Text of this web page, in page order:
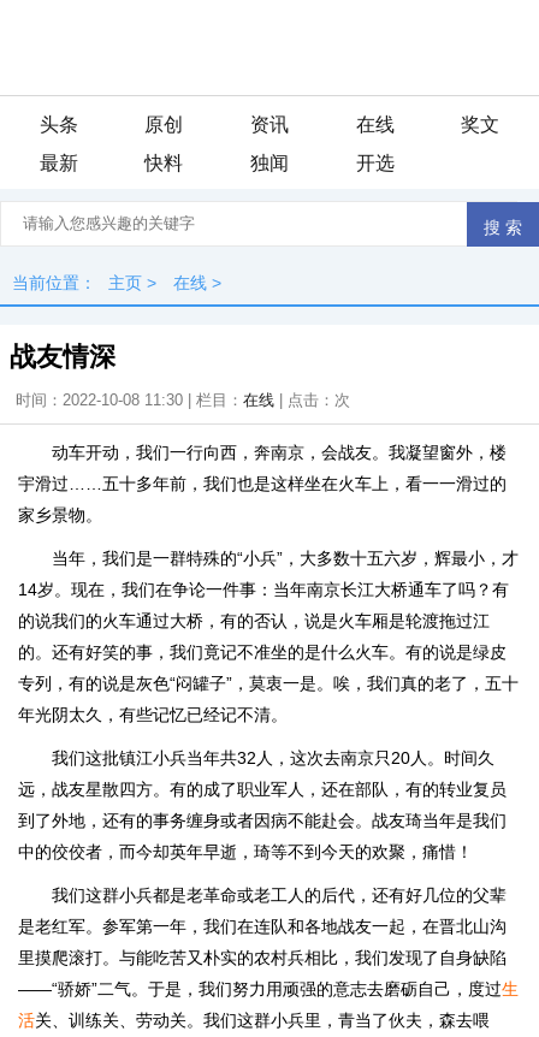
头条 原创 资讯 在线
奖文
最新
快料 独闻 开选
当前位置： 主页 > 在线 >
战友情深
时间：2022-10-08 11:30 | 栏目： 在线 | 点击： 次
动车开动，我们一行向西，奔南京，会战友。我凝望窗外，楼
宇滑过……五十多年前，我们也是这样坐在火车上，看一一滑过的
家乡景物。
当年，我们是一群特殊的“小兵”，大多数十五六岁，辉最小，才
14岁。现在，我们在争论一件事：当年南京长江大桥通车了吗？有
的说我们的火车通过大桥，有的否认，说是火车厢是轮渡拖过江
的。还有好笑的事，我们竟记不准坐的是什么火车。有的说是绿皮
专列，有的说是灰色“闷罐子”，莫衷一是。唉，我们真的老了，五十
年光阴太久，有些记忆已经记不清。
我们这批镇江小兵当年共32人，这次去南京只20人。时间久
远，战友星散四方。有的成了职业军人，还在部队，有的转业复员
到了外地，还有的事务缠身或者因病不能赴会。战友琦当年是我们
中的佼佼者，而今却英年早逝，琦等不到今天的欢聚，痛惜！
我们这群小兵都是老革命或老工人的后代，还有好几位的父辈
是老红军。参军第一年，我们在连队和各地战友一起，在晋北山沟
里摸爬滚打。与能吃苦又朴实的农村兵相比，我们发现了自身缺陷
——“骄娇”二气。于是，我们努力用顽强的意志去磨砺自己，度过生
活关、训练关、劳动关。我们这群小兵里，青当了伙夫，森去喂